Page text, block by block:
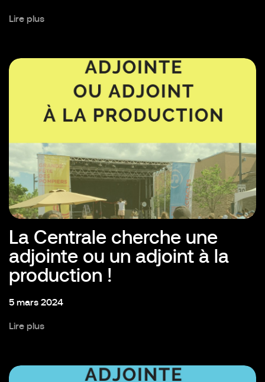
Lire plus
La Centrale cherche une
adjointe ou un adjoint à la
production !
5 mars 2024
Lire plus